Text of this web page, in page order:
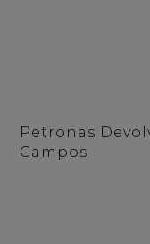
Petronas
Campos